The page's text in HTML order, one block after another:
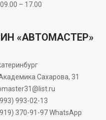
– 17.00
«АВТОМАСТЕР»
Сахарова, 31
993-02-13
370-91-97WhatsApp